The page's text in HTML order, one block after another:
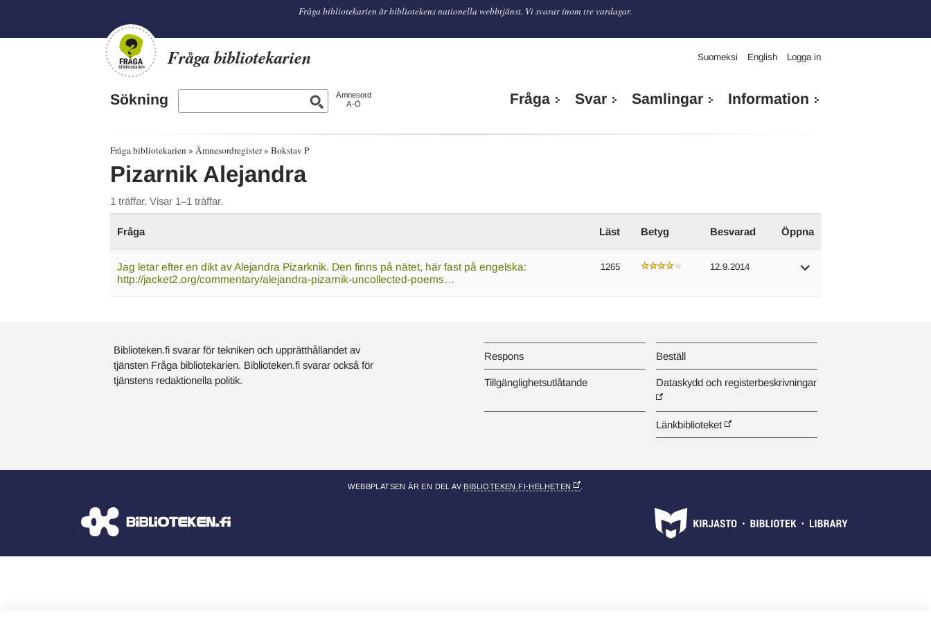
Fråga bibliotekarien är bibliotekens nationella webbtjänst. Vi svarar inom tre vardagar.
Fråga bibliotekarien Suomeksi English Logga in
Sökning
Ämnesord
A-Ö
Fråga Svar Samlingar Information
Fråga bibliotekarien Ämnesordregister Bokstav P
Pizarnik Alejandra
1 träffar. Visar 1–1 träffar.
Fråga Läst Betyg Besvarad Öppna
Jag letar efter en dikt av Alejandra Pizarknik. Den finns på nätet, här fast på engelska:
http://jacket2.org/commentary/alejandra-pizarnik-uncollected-poems…
1265 12.9.2014
Biblioteken.fi svarar för tekniken och upprätthållandet av
tjänsten Fråga bibliotekarien. Biblioteken.fi svarar också för
tjänstens redaktionella politik.
Respons Beställ
Tillgänglighetsutlåtande Dataskydd och registerbeskrivningar
Länkbiblioteket